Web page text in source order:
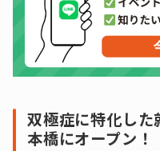
双極症に特化した
本橋にオープン！